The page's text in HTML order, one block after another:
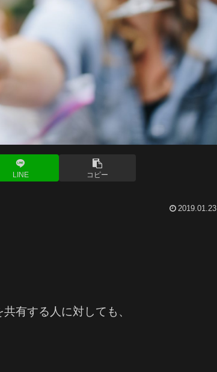
LINE コピー
2019.01.23
有する人に対しても、